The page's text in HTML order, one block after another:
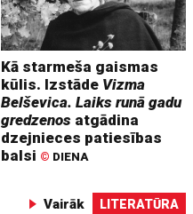
Kā starmeša gaismas
kūlis. Izstāde Vizma
Belševica. Laiks runā gadu
gredzenos atgādina
dzejnieces patiesības
balsi © DIENA
Vairāk LITERATŪRA